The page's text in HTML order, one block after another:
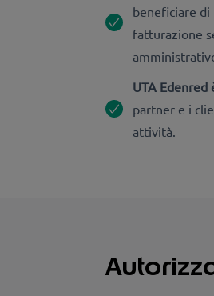
beneficiare
fatturazione
UTA
partner e i
attività.